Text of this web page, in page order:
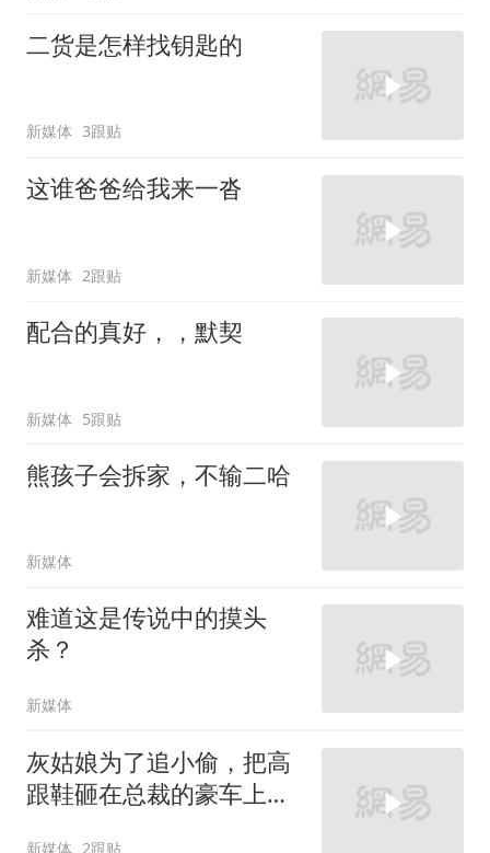
二货是怎样找钥匙的
新媒体 3跟贴
这谁爸爸给我来一沓
新媒体 2跟贴
配合的真好，，默契
新媒体 5跟贴
熊孩子会拆家，不输二哈
新媒体
难道这是传说中的摸头
杀？
新媒体
灰姑娘为了追小偷，把高
跟鞋砸在总裁的豪车上，
新媒体 2跟贴